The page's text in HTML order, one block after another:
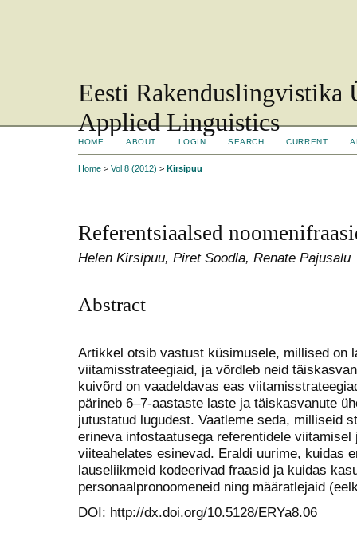
Eesti Rakenduslingvistika
Applied Linguistics
HOME ABOUT LOGIN SEARCH CURRENT
Home > Vol 8 (2012) > Kirsipuu
Referentsiaalsed
Helen Kirsipuu, Piret Soodla, Renate Pajusalu
Abstract
Artikkel otsib vastust küsimusele, millised on
viitamisstrateegiaid, ja võrdleb neid
kuivõrd on vaadeldavas eas
pärineb 6–7-aastaste laste ja täiskasvanute
jutustatud lugudest. Vaatleme seda, milliseid
erineva infostaatusega referentidele
viiteahelates esinevad. Eraldi uurime, kuidas
lauseliikmeid kodeerivad fraasid ja kuidas
personaalpronoomeneid ning määratlejaid
DOI: http://dx.doi.org/10.5128/ERYa8.06